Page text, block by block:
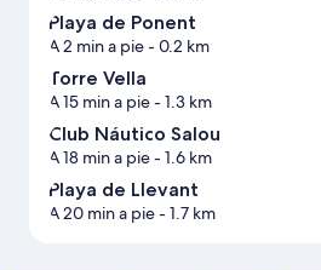
Playa de Ponent
A 2 min a pie- 0.2 km
Torre Vella
A 15 min a pie- 1.3 km
Club Náutico Salou
A 18 min a pie- 1.6 km
Playa de Llevant
A 20 min a pie- 1.7 km